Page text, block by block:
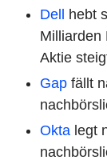
Dell hebt
Milliarden
Aktie
Gap fällt
Okta legt